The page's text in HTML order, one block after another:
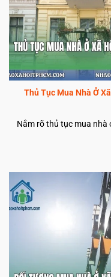
Thủ Tục Mua Nhà Ở
Nắm rõ thủ tục mua nhà